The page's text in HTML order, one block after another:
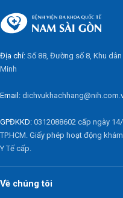
Địa chỉ: Số 88, Đường số 8, Khu dân
Minh
Email:
GPĐKKD: 0312088602 cấp ngày
TP.HCM. Giấy phép hoạt động
Y Tế cấp.
Về chúng tôi